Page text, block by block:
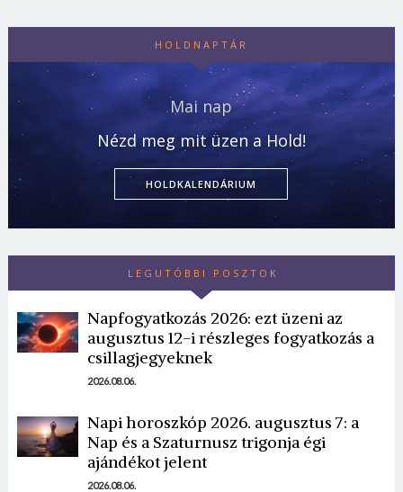
HOLDNAPTÁR
Mai nap
Nézd meg mit üzen a Hold!
HOLDKALENDÁRIUM
LEGUTÓBBI POSZTOK
Napfogyatkozás 2026: ezt üzeni az
augusztus 12-i részleges fogyatkozás a
csillagjegyeknek
2026.08.06.
Napi horoszkóp 2026. augusztus 7: a
Nap és a Szaturnusz trigonja égi
ajándékot jelent
2026.08.06.